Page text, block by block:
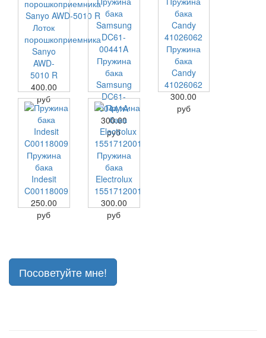
Лоток
порошкоприемника
Sanyo
AWD-
5010 R
400.00
руб
Пружина
бака
Samsung
DC61-
00441A
300.00
руб
Пружина
бака
Candy
41026062
300.00
руб
Пружина
бака
Indesit
C00118009
250.00
руб
Пружина
бака
Electrolux
1551712001
300.00
руб
Посоветуйте мне!